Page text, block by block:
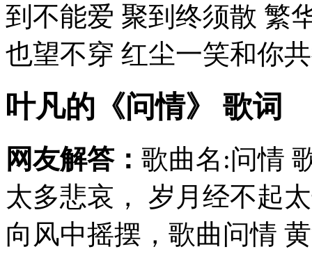
到不能爱 聚到终须散 繁
也望不穿 红尘一笑和你
叶凡的《问情》 歌词
网友解答： 歌曲名:问情
太多悲哀， 岁月经不起
向风中摇摆，歌曲问情